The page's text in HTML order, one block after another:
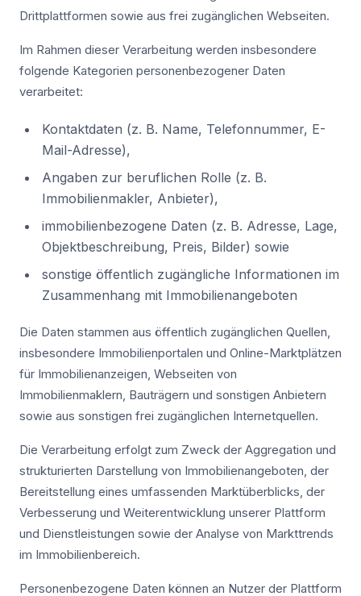
Drittplattformen sowie aus frei zugänglichen Webseiten.
Im Rahmen dieser Verarbeitung werden insbesondere
folgende Kategorien personenbezogener Daten
verarbeitet:
Kontaktdaten (z. B. Name, Telefonnummer, E-
Mail-Adresse),
Angaben zur beruflichen Rolle (z. B.
Immobilienmakler, Anbieter),
immobilienbezogene Daten (z. B. Adresse, Lage,
Objektbeschreibung, Preis, Bilder) sowie
sonstige öffentlich zugängliche Informationen im
Zusammenhang mit Immobilienangeboten
Die Daten stammen aus öffentlich zugänglichen Quellen,
insbesondere Immobilienportalen und Online-Marktplätzen
für Immobilienanzeigen, Webseiten von
Immobilienmaklern, Bauträgern und sonstigen Anbietern
sowie aus sonstigen frei zugänglichen Internetquellen.
Die Verarbeitung erfolgt zum Zweck der Aggregation und
strukturierten Darstellung von Immobilienangeboten, der
Bereitstellung eines umfassenden Marktüberblicks, der
Verbesserung und Weiterentwicklung unserer Plattform
und Dienstleistungen sowie der Analyse von Markttrends
im Immobilienbereich.
Personenbezogene Daten können an Nutzer der Plattform